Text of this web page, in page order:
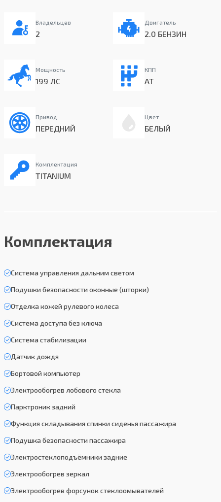
Владельцев
2
Двигатель
2.0 БЕНЗИН
Мощность
199 ЛС
КПП
AT
Привод
ПЕРЕДНИЙ
Цвет
БЕЛЫЙ
Комплектация
TITANIUM
Комплектация
Система управления дальним светом
Подушки безопасности оконные (шторки)
Отделка кожей рулевого колеса
Система доступа без ключа
Система стабилизации
Датчик дождя
Бортовой компьютер
Электрообогрев лобового стекла
Парктроник задний
Функция складывания спинки сиденья пассажира
Подушка безопасности пассажира
Электростеклоподъёмники задние
Электрообогрев зеркал
Электрообогрев форсунок стеклоомывателей